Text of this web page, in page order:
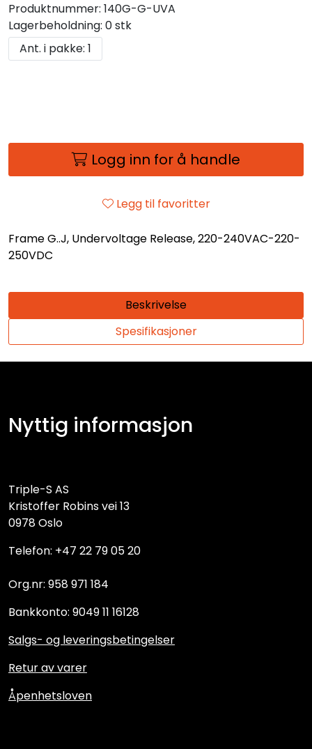
Produktnummer: 140G-G-UVA
Lagerbeholdning: 0 stk
Ant. i pakke: 1
Logg inn for å handle
Legg til favoritter
Frame G..J, Undervoltage Release, 220-240VAC-220-
250VDC
Beskrivelse
Spesifikasjoner
Nyttig informasjon
Triple-S AS
Kristoffer Robins vei 13
0978 Oslo
Telefon: +47 22 79 05 20
Org.nr: 958 971 184
Bankkonto: 9049 11 16128
Salgs- og leveringsbetingelser
Retur av varer
Åpenhetsloven